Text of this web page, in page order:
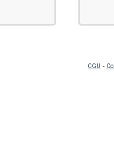
CGU -